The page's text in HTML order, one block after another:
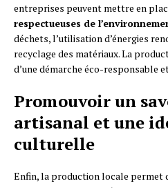
entreprises peuvent mettre en
respectueuses de
déchets, l’utilisation d’énergies
recyclage des matériaux. La
d’une démarche éco-responsable
Promouvoir un
artisanal et une
culturelle
Enfin, la production locale permet